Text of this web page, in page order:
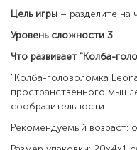
Цель игры – разделите на
Уровень сложности 3
Что развивает "Колба-
"Колба-головоломка
пространственного
сообразительности.
Рекомендуемый возраст: